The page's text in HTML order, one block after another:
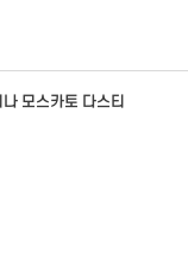
모스카토 다스티